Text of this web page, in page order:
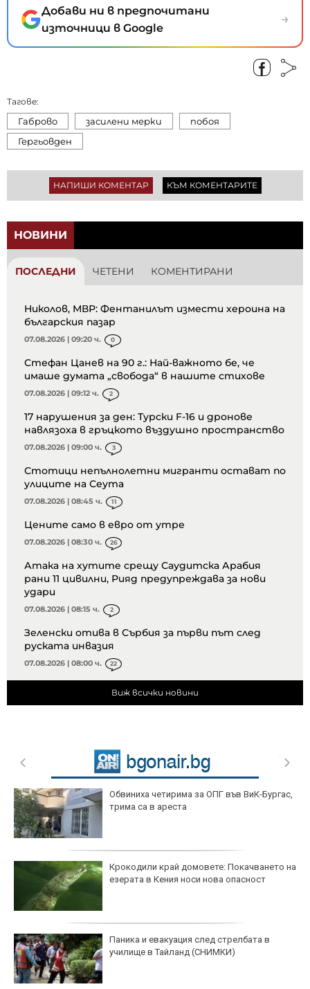
Добави ни в предпочитани
източници в Google
→
Тагове:
Габрово засилени мерки
побоя
Гергьовден
НАПИШИ КОМЕНТАР КЪМ КОМЕНТАРИТЕ
НОВИНИ
ПОСЛЕДНИ ЧЕТЕНИ КОМЕНТИРАНИ
Николов, МВР: Фентанилът измести хероина на
българския пазар
07.08.2026 | 09:20 ч. 0
Стефан Цанев на 90 г.: Най-важното бе, че
имаше думата „свобода“ в нашите стихове
07.08.2026 | 09:12 ч. 2
17 нарушения за ден: Турски F-16 и дронове
навлязоха в гръцкото въздушно пространство
07.08.2026 | 09:00 ч. 3
Стотици непълнолетни мигранти остават по
улиците на Сеута
07.08.2026 | 08:45 ч. 11
Цените само в евро от утре
07.08.2026 | 08:30 ч. 26
Атака на хутите срещу Саудитска Арабия
рани 11 цивилни, Рияд предупреждава за нови
удари
07.08.2026 | 08:15 ч. 2
Зеленски отива в Сърбия за първи път след
руската инвазия
07.08.2026 | 08:00 ч. 22
Виж всички новини
Обвиниха четирима за ОПГ във ВиК-Бургас,
трима са в ареста
Крокодили край домовете: Покачването на
езерата в Кения носи нова опасност
Паника и евакуация след стрелбата в
училище в Тайланд (СНИМКИ)